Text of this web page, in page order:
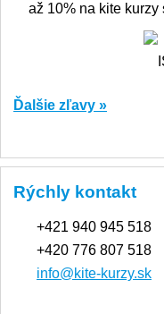
až 10% na kite kurzy
Ďalšie zľavy »
Rýchly kontakt
+421 940 945 518
+420 776 807 518
info@kite-kurzy.sk